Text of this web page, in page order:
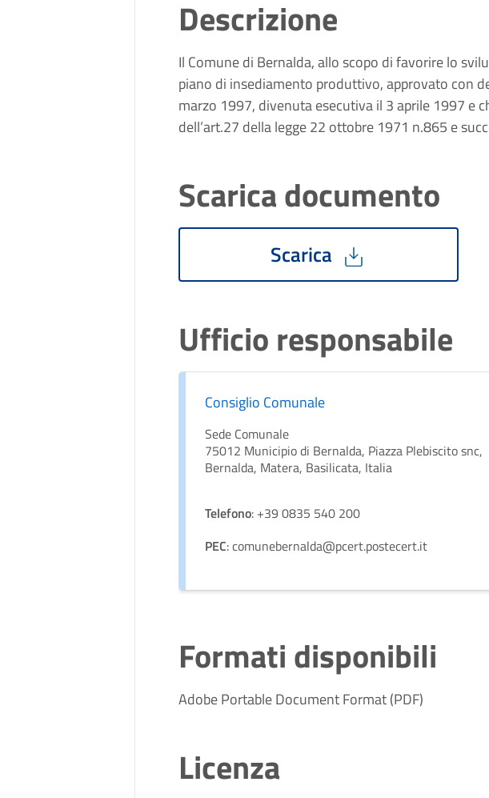
Descrizione
Il Comune di Bernalda, allo scopo di favorire lo
piano di insediamento produttivo, approvato con
marzo 1997, divenuta esecutiva il 3 aprile 1997 e
dell’art.27 della legge 22 ottobre 1971 n.865 e
Scarica documento
Scarica
Ufficio responsabile
Consiglio Comunale
Sede Comunale
75012 Municipio di Bernalda, Piazza Plebiscito snc,
Bernalda, Matera, Basilicata, Italia
Telefono: +39 0835 540 200
PEC: comunebernalda@pcert.postecert.it
Formati disponibili
Adobe Portable Document Format (PDF)
Licenza